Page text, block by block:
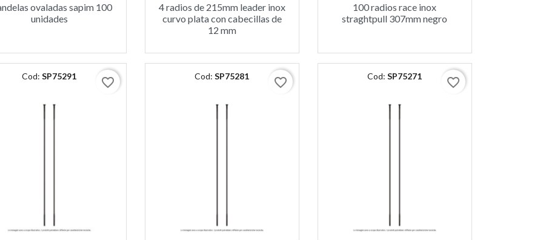
ovaladas sapim 100
unidades
4 radios de 215mm leader inox
curvo plata con cabecillas de
12 mm
100 radios race inox
straghtpull 307mm negro
Cod:SP75291 favorite_border Cod:SP75281 favorite_border Cod:SP75271 favorite_border